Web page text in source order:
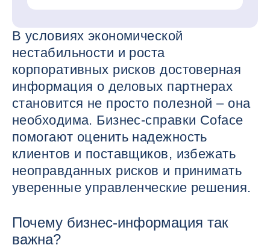
В условиях экономической
нестабильности и роста
корпоративных рисков достоверная
информация о деловых партнерах
становится не просто полезной – она
необходима. Бизнес-справки Coface
помогают оценить надежность
клиентов и поставщиков, избежать
неоправданных рисков и принимать
уверенные управленческие решения.
Почему бизнес-информация так
важна?